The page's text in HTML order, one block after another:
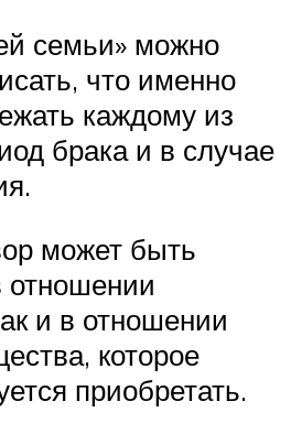
семьи» можно
что именно
каждому из
брака и в случае
может быть
отношении
и в отношении
которое
приобретать.